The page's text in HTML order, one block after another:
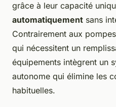
grâce à leur capacité
automatiquement sans
Contrairement aux
qui nécessitent un
équipements intègrent un
autonome qui élimine les
habituelles.